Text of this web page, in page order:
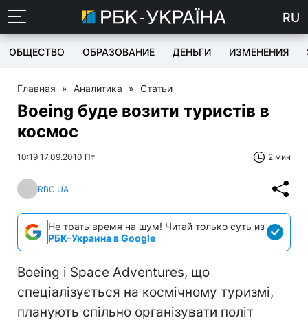
RU
ОБЩЕСТВО ОБРАЗОВАНИЕ ДЕНЬГИ ИЗМЕНЕНИЯ
Главная » Аналитика » Статьи
Boeing буде возити туристів в
космос
10:19 17.09.2010 Пт 2 мин
RBC.UA
Не трать время на шум! Читай только суть из
РБК-Украина в Google
Boeing і Space Adventures, що
спеціалізується на космічному туризмі,
планують спільно організувати політ